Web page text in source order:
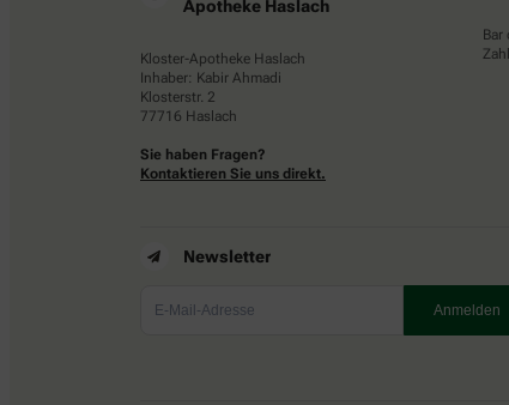
Apotheke Haslach
Kloster-Apotheke Haslach
Inhaber: Kabir Ahmadi
Klosterstr. 2
77716 Haslach
Sie haben Fragen?
Kontaktieren Sie uns direkt.
Bar
Newsletter